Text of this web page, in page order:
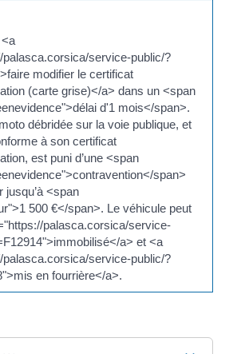
palasca.corsica/service-public/?
modifier le certificat
(carte grise)</a> dans un <span
d'1 mois</span>.
débridée sur la voie publique, et
à son certificat
est puni d’une <span
span>
jusqu’à <span
500 €</span>. Le véhicule peut
palasca.corsica/service-
a> et <a
palasca.corsica/service-public/?
en fourrière</a>.